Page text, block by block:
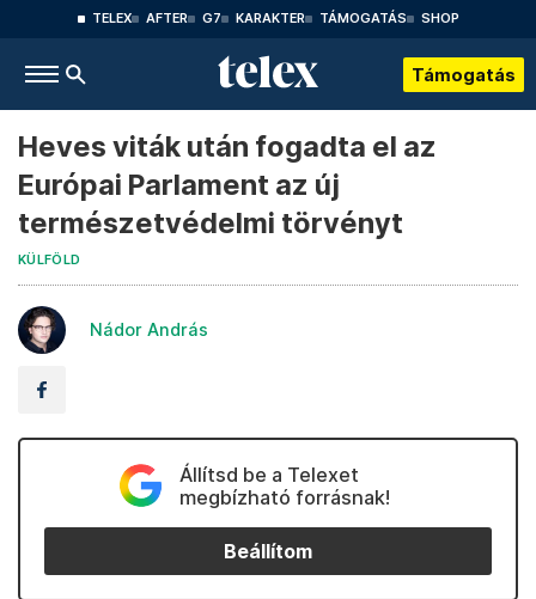
TELEX AFTER G7 KARAKTER TÁMOGATÁS SHOP
Támogatás
Heves viták után fogadta el az
Európai Parlament az új
természetvédelmi törvényt
KÜLFÖLD
Nádor András
Állítsd be a Telexet
megbízható forrásnak!
Beállítom